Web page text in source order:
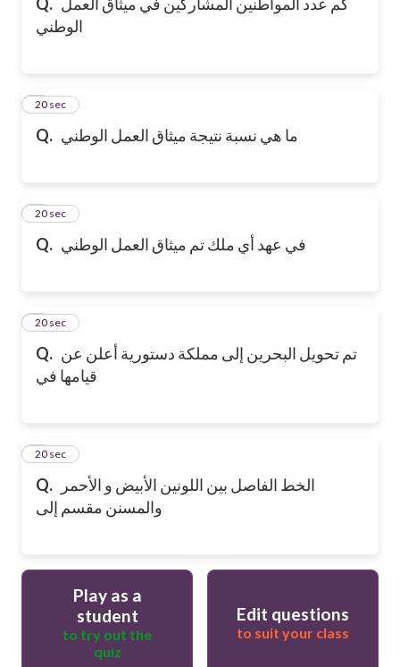
الوطني
Q. ما هي نسبة نتيجة ميثاق العمل الوطني
4
20 sec
Q. في عهد أي ملك تم ميثاق العمل الوطني
5
20 sec
Q. تم تحويل البحرين إلى مملكة دستورية أعلن عن
قيامها في
6
20 sec
Q.
الخط الفاصل بين اللونين الأبيض و الأحمر
والمسنن مقسم إلى
7
20 sec
Play as a
student
to try out the
quiz
Edit questions
to suit your class